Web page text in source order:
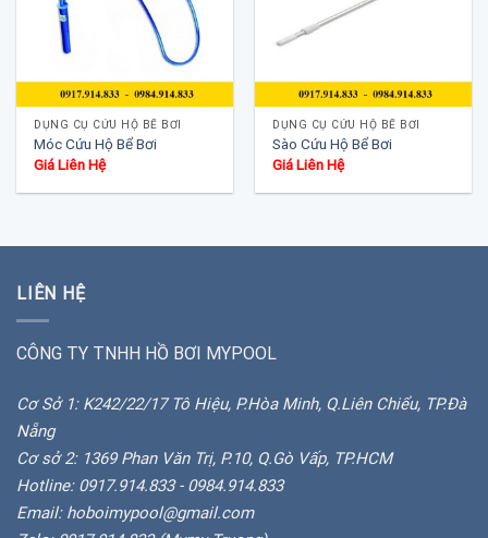
DỤNG CỤ CỨU HỘ BỂ BƠI
Móc Cứu Hộ Bể Bơi
Giá Liên Hệ
DỤNG CỤ CỨU HỘ BỂ BƠI
Sào Cứu Hộ Bể Bơi
Giá Liên Hệ
LIÊN HỆ
CÔNG TY TNHH HỒ BƠI MYPOOL
Cơ Sở 1: K242/22/17 Tô Hiệu, P.Hòa Minh, Q.Liên Chiểu, TP.Đà
Nẵng
Cơ sở 2: 1369 Phan Văn Trị, P.10, Q.Gò Vấp, TP.HCM
Hotline: 0917.914.833 - 0984.914.833
Email: hoboimypool@gmail.com